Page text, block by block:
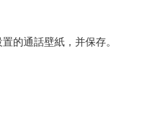
的通話壁紙，并保存。